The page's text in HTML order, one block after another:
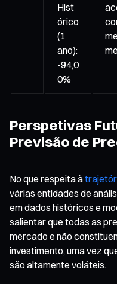
Hist
órico
(1
ano):
-94,0
0%
Perspetivas
Previsão de
No que respeita à
várias entidades de
em dados históricos e
salientar que todas as
mercado e não
investimento, uma vez
são altamente voláteis.